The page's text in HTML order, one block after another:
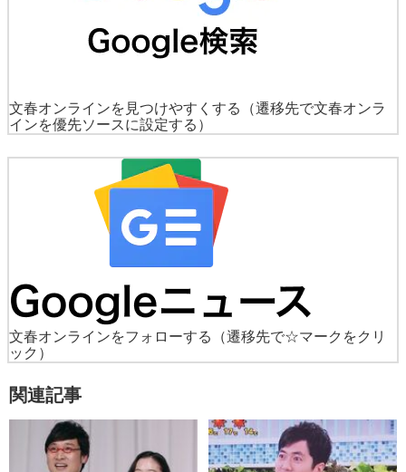
文春オンラインを見つけやすくする
（遷移先で文春オンラ
インを優先ソースに設定する）
文春オンラインをフォローする
（遷移先で☆マークをクリ
ック）
関連記事